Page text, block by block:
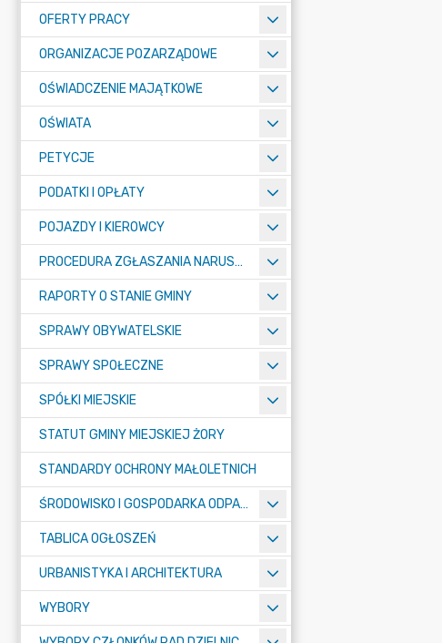
OFERTY PRACY
ORGANIZACJE POZARZĄDOWE
OŚWIADCZENIE MAJĄTKOWE
OŚWIATA
PETYCJE
PODATKI I OPŁATY
POJAZDY I KIEROWCY
PROCEDURA ZGŁASZANIA NARUSZEŃ PRAWA
RAPORTY O STANIE GMINY
SPRAWY OBYWATELSKIE
SPRAWY SPOŁECZNE
SPÓŁKI MIEJSKIE
STATUT GMINY MIEJSKIEJ ŻORY
STANDARDY OCHRONY MAŁOLETNICH
ŚRODOWISKO I GOSPODARKA ODPADAMI
TABLICA OGŁOSZEŃ
URBANISTYKA I ARCHITEKTURA
WYBORY